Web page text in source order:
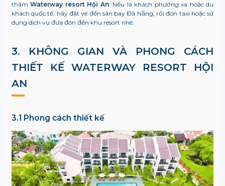
thămWaterway resort Hội An. Nếu là khách phương xa hoặc du
khách quốc tế, hãy đặt vé đến sân bay Đà Nẵng, rồi đón taxi hoặc sử
dụng dịch vụ đưa đón đến khu resort nhé.
3. KHÔNG GIAN VÀ PHONG CÁCH
THIẾT KẾ WATERWAY RESORT HỘI
AN
3.1 Phong cách thiết kế